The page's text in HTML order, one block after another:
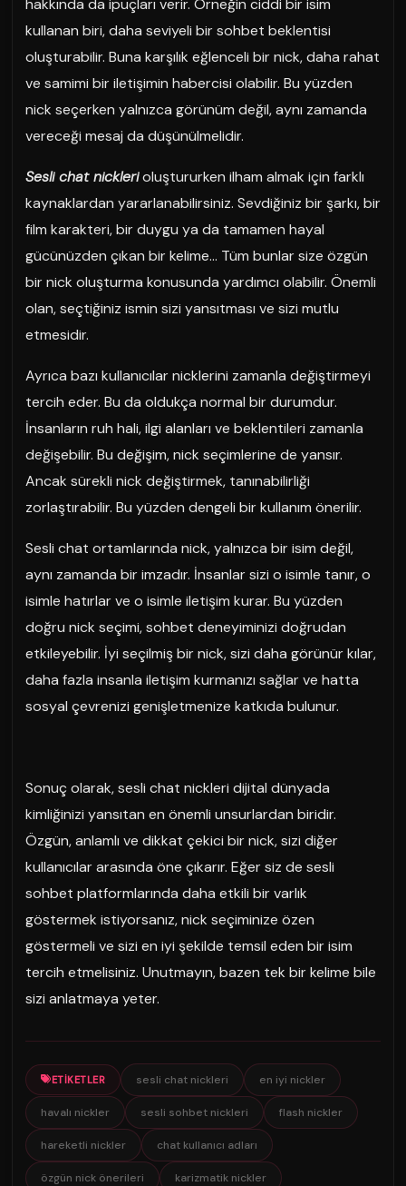
kullanan biri, daha seviyeli bir sohbet beklentisi
oluşturabilir. Buna karşılık eğlenceli bir nick, daha rahat
ve samimi bir iletişimin habercisi olabilir. Bu yüzden
nick seçerken yalnızca görünüm değil, aynı zamanda
vereceği mesaj da düşünülmelidir.
Sesli chat nicklerioluştururken ilham almak için farklı
kaynaklardan yararlanabilirsiniz. Sevdiğiniz bir şarkı, bir
film karakteri, bir duygu ya da tamamen hayal
gücünüzden çıkan bir kelime… Tüm bunlar size özgün
bir nick oluşturma konusunda yardımcı olabilir. Önemli
olan, seçtiğiniz ismin sizi yansıtması ve sizi mutlu
etmesidir.
Ayrıca bazı kullanıcılar nicklerini zamanla değiştirmeyi
tercih eder. Bu da oldukça normal bir durumdur.
İnsanların ruh hali, ilgi alanları ve beklentileri zamanla
değişebilir. Bu değişim, nick seçimlerine de yansır.
Ancak sürekli nick değiştirmek, tanınabilirliği
zorlaştırabilir. Bu yüzden dengeli bir kullanım önerilir.
Sesli chat ortamlarında nick, yalnızca bir isim değil,
aynı zamanda bir imzadır. İnsanlar sizi o isimle tanır, o
isimle hatırlar ve o isimle iletişim kurar. Bu yüzden
doğru nick seçimi, sohbet deneyiminizi doğrudan
etkileyebilir. İyi seçilmiş bir nick, sizi daha görünür kılar,
daha fazla insanla iletişim kurmanızı sağlar ve hatta
sosyal çevrenizi genişletmenize katkıda bulunur.
Sonuç olarak, sesli chat nickleri dijital dünyada
kimliğinizi yansıtan en önemli unsurlardan biridir.
Özgün, anlamlı ve dikkat çekici bir nick, sizi diğer
kullanıcılar arasında öne çıkarır. Eğer siz de sesli
sohbet platformlarında daha etkili bir varlık
göstermek istiyorsanız, nick seçiminize özen
göstermeli ve sizi en iyi şekilde temsil eden bir isim
tercih etmelisiniz. Unutmayın, bazen tek bir kelime bile
sizi anlatmaya yeter.
ETIKETLER sesli chat nickleri en iyi nickler
havalı nickler sesli sohbet nickleri flash nickler
hareketli nickler chat kullanıcı adları
özgün nick önerileri karizmatik nickler